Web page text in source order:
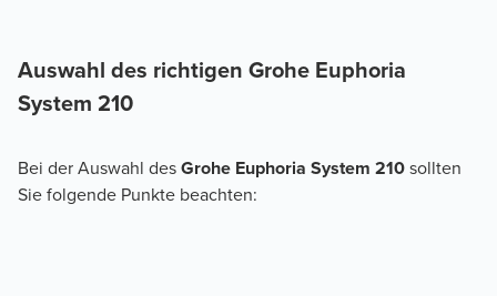
Auswahl des richtigen Grohe Euphoria
System 210
Bei der Auswahl des Grohe Euphoria System 210 sollten
Sie folgende Punkte beachten: